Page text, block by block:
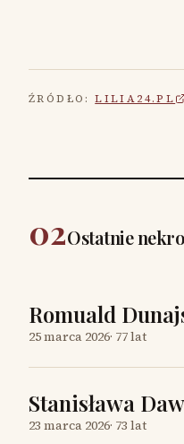
ŹRÓDŁO: LILIA24.PL
02Ostatnie
Romuald
25 marca 2026· 77 lat
Stanisława
23 marca 2026· 73 lat